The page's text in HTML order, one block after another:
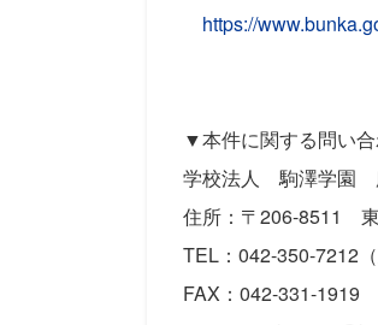
https://
▼本件に関する問い
学校法人 駒澤学園
住所：〒206-8511
TEL：042-350-7212（
FAX：042-331-1919